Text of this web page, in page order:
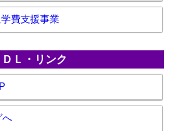
費支援事業
ＤＬ・リンク
へ